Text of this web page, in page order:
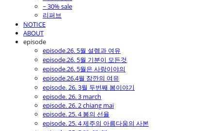
~ 30% sale
리퍼브
NOTICE
ABOUT
episode
episode.26. 5월 설렘과 여유
episode.26. 5월 기분이 모든것
episode.26. 5월은 사랑이야의
episode.26.4월 잠깐의 여유
episode. 26. 3월 두번째 봄이야기
episode. 26. 3 march
episode. 26. 2 chiang mai
episode. 25. 4 봄의 선율
episode. 25. 4 제주의 아름다움의 사본